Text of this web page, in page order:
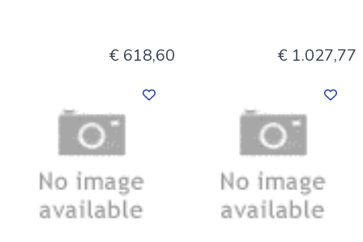
€ 618,60 € 1.027,77